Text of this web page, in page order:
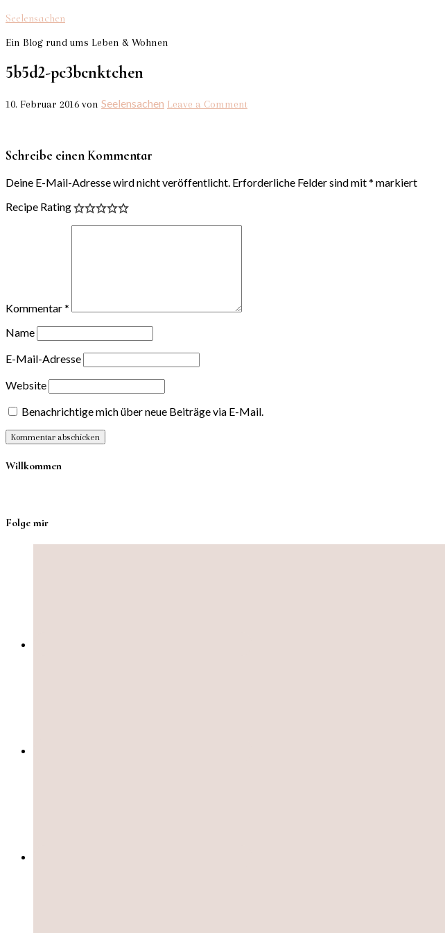
Seelensachen
Ein Blog rund ums Leben & Wohnen
5b5d2-pc3bcnktchen
10. Februar 2016 von Seelensachen Leave a Comment
Schreibe einen Kommentar
Deine E-Mail-Adresse wird nicht veröffentlicht. Erforderliche Felder sind mit* markiert
Recipe Rating
Kommentar*
Name
E-Mail-Adresse
Website
Benachrichtige mich über neue Beiträge via E-Mail.
Willkommen
Folge mir